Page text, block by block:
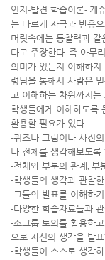
인지 -발견 학습이론- 게
는 다르게 자극과 반응
머릿속에는 통찰력과 같
다고 주장한다. 즉 아무
의미가 있는지 이해하
령님을 통해서 사람은
고 이해하는 차원까지
학생들에게 이해하도록
활용할 필요가 있다.
-퀴즈나 그림이나 사진
나 전체를 생각해보도록
-전체와 부분의 관계 , 부
-학생들의 생각과 관찰
-그들의 발표를 이해하
-다양한 학습자료들과
-소그룹 토의를 활용하고
으로 자신의 생각을 발
-학생들이 스스로 생각